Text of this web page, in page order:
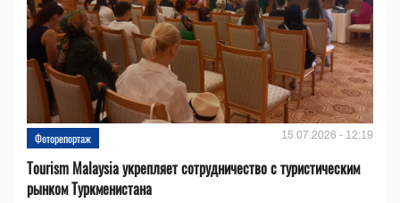
Фоторепортаж 15.07.2026 - 12:19
Tourism Malaysia укрепляет сотрудничество с туристическим
рынком Туркменистана